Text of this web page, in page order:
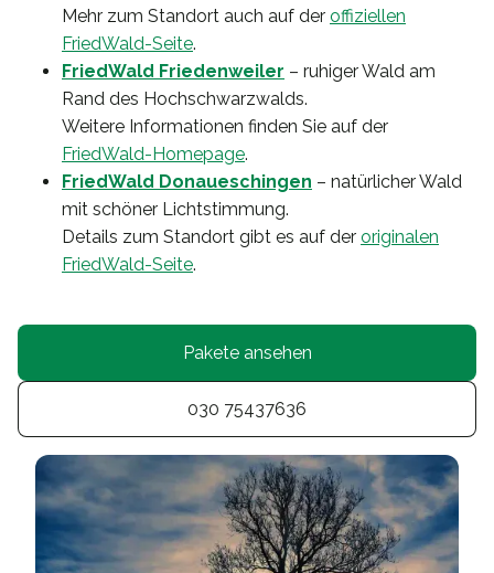
Mehr zum Standort auch auf der offiziellen
FriedWald-Seite.
FriedWald Friedenweiler – ruhiger Wald am
Rand des Hochschwarzwalds.
Weitere Informationen finden Sie auf der
FriedWald-Homepage.
FriedWald Donaueschingen – natürlicher Wald
mit schöner Lichtstimmung.
Details zum Standort gibt es auf der originalen
FriedWald-Seite.
Pakete ansehen
030 75437636